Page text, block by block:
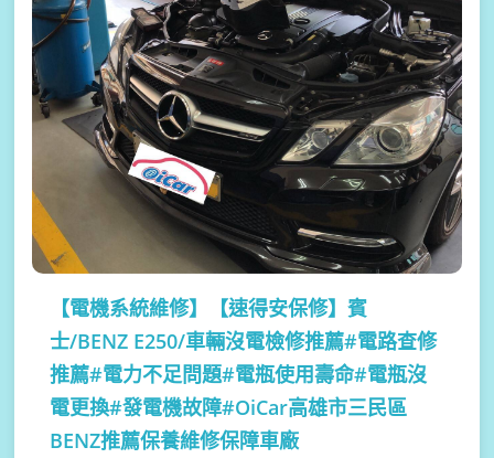
【電機系統維修】
【速得安保修】賓
士/BENZ E250/車輛沒電檢修推薦#電路查修
推薦#電力不足問題#電瓶使用壽命#電瓶沒
電更換#發電機故障#OiCar高雄市三民區
BENZ推薦保養維修保障車廠